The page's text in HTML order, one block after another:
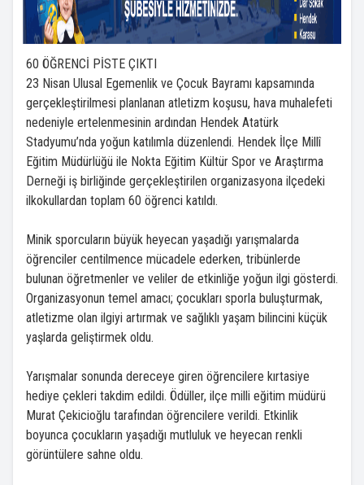
60 ÖĞRENCİ PİSTE ÇIKTI
23 Nisan Ulusal Egemenlik ve Çocuk Bayramı kapsamında
gerçekleştirilmesi planlanan atletizm koşusu, hava muhalefeti
nedeniyle ertelenmesinin ardından Hendek Atatürk
Stadyumu’nda yoğun katılımla düzenlendi. Hendek İlçe Millî
Eğitim Müdürlüğü ile Nokta Eğitim Kültür Spor ve Araştırma
Derneği iş birliğinde gerçekleştirilen organizasyona ilçedeki
ilkokullardan toplam 60 öğrenci katıldı.
Minik sporcuların büyük heyecan yaşadığı yarışmalarda
öğrenciler centilmence mücadele ederken, tribünlerde
bulunan öğretmenler ve veliler de etkinliğe yoğun ilgi gösterdi.
Organizasyonun temel amacı; çocukları sporla buluşturmak,
atletizme olan ilgiyi artırmak ve sağlıklı yaşam bilincini küçük
yaşlarda geliştirmek oldu.
Yarışmalar sonunda dereceye giren öğrencilere kırtasiye
hediye çekleri takdim edildi. Ödüller, ilçe milli eğitim müdürü
Murat Çekicioğlu tarafından öğrencilere verildi. Etkinlik
boyunca çocukların yaşadığı mutluluk ve heyecan renkli
görüntülere sahne oldu.